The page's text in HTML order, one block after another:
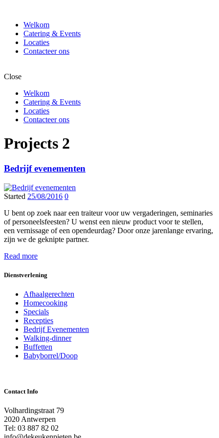
Welkom
Catering & Events
Locaties
Contacteer ons
Close
Welkom
Catering & Events
Locaties
Contacteer ons
Projects 2
Bedrijf evenementen
Started 25/08/2016 0
U bent op zoek naar een traiteur voor uw vergaderingen, seminaries
of personeelsfeesten? U wenst een nieuw product voor te stellen,
een vernissage of een opendeurdag? Door onze jarenlange ervaring,
zijn we de geknipte partner.
Read more
Dienstverlening
Afhaalgerechten
Homecooking
Specials
Recepties
Bedrijf Evenementen
Walking-dinner
Buffetten
Babyborrel/Doop
Contact Info
Volhardingstraat 79
2020 Antwerpen
Tel: 03 887 82 02